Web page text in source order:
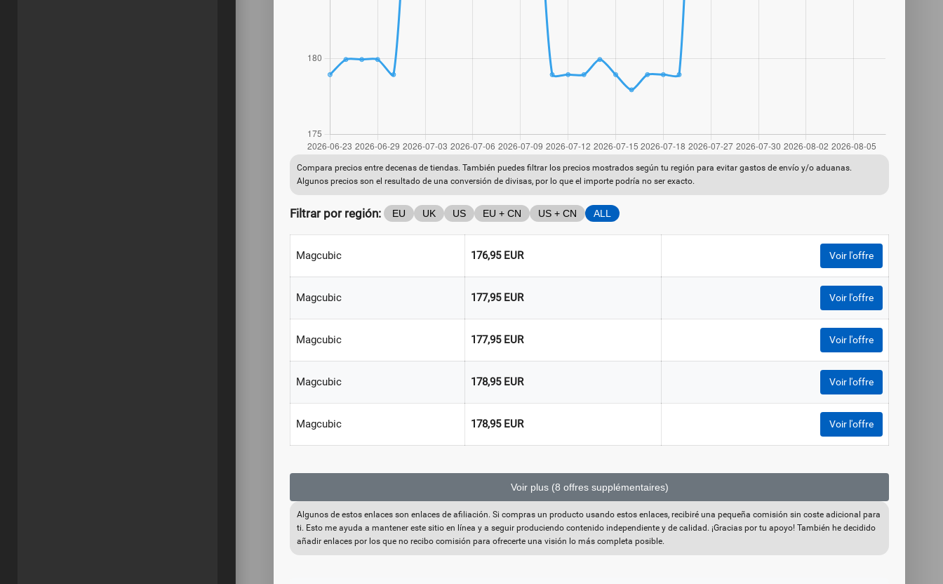
Compara precios entre decenas de tiendas. También puedes filtrar los precios mostrados según tu región para evitar gastos de envío y/o aduanas.
Algunos precios son el resultado de una conversión de divisas, por lo que el importe podría no ser exacto.
Filtrar por región: EU UK US EU + CN US + CN ALL
Magcubic 176,95 EUR Voir l'offre
Magcubic 177,95 EUR Voir l'offre
Magcubic 177,95 EUR Voir l'offre
Magcubic 178,95 EUR Voir l'offre
Magcubic 178,95 EUR Voir l'offre
Voir plus (8 offres supplémentaires)
Algunos de estos enlaces son enlaces de afiliación. Si compras un producto usando estos enlaces, recibiré una pequeña comisión sin coste adicional para
ti. Esto me ayuda a mantener este sitio en línea y a seguir produciendo contenido independiente y de calidad. ¡Gracias por tu apoyo! También he decidido
añadir enlaces por los que no recibo comisión para ofrecerte una visión lo más completa posible.